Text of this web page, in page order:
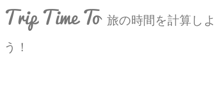
Trip Time To 旅の時間を計算しよ
う！